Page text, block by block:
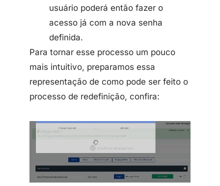
usuário poderá então fazer o
acesso já com a nova senha
definida.
Para tornar esse processo um pouco
mais intuitivo, preparamos essa
representação de como pode ser feito o
processo de redefinição, confira: